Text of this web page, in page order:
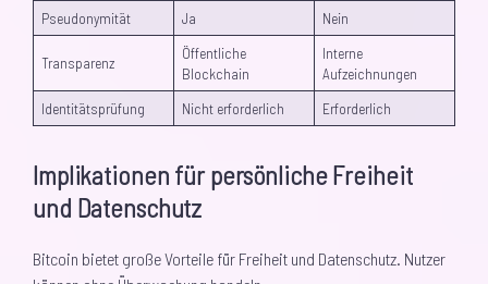
Pseudonymität
Ja Nein
Transparenz
Öffentliche
Blockchain
Interne
Aufzeichnungen
Identitätsprüfung
Nicht erforderlich Erforderlich
Implikationen für persönliche Freiheit
und Datenschutz
Bitcoin bietet große Vorteile für Freiheit und Datenschutz. Nutzer